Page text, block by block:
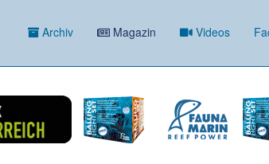
Archiv Magazin Videos